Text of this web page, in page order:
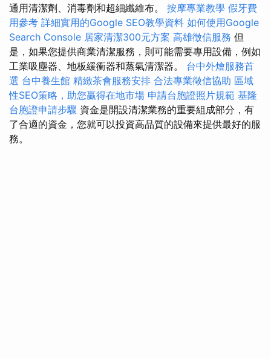
通用清潔劑、消毒劑和超細纖維布。 按摩專業教學 假牙費
用參考 詳細實用的Google SEO教學資料 如何使用Google
Search Console 居家清潔300元方案 高雄徵信服務 但
是，如果您提供商業清潔服務，則可能需要專用設備，例如
工業吸塵器、地板緩衝器和蒸氣清潔器。 台中外燴服務首
選 台中養生館 精緻茶會服務安排 合法專業徵信協助 區域
性SEO策略，助您贏得在地市場 申請台胞證照片規範 基隆
台胞證申請步驟 資金是開設清潔業務的重要組成部分，有
了合適的資金，您就可以投資高品質的設備來提供最好的服
務。